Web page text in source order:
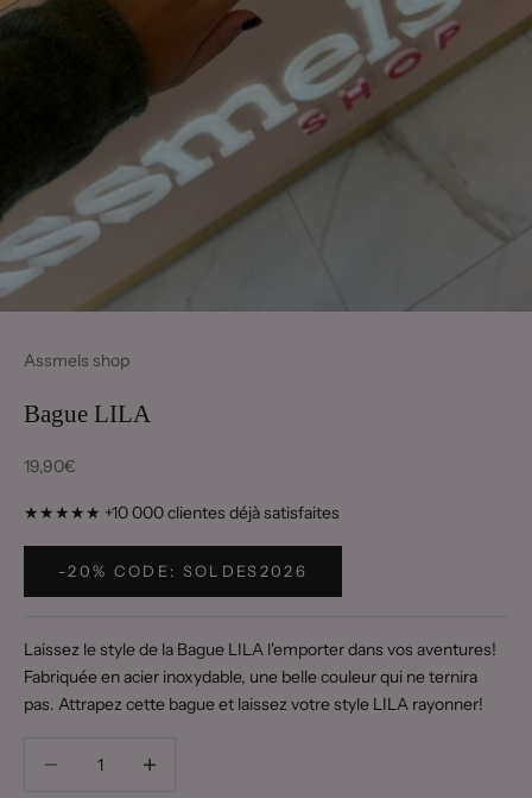
Assmels shop
Bague LILA
Prix de vente
19,90€
★★★★★ +10 000 clientes déjà satisfaites
-20% CODE: SOLDES2026
Laissez le style de la Bague LILA l'emporter dans vos aventures!
Fabriquée en acier inoxydable, une belle couleur qui ne ternira
pas. Attrapez cette bague et laissez votre style LILA rayonner!